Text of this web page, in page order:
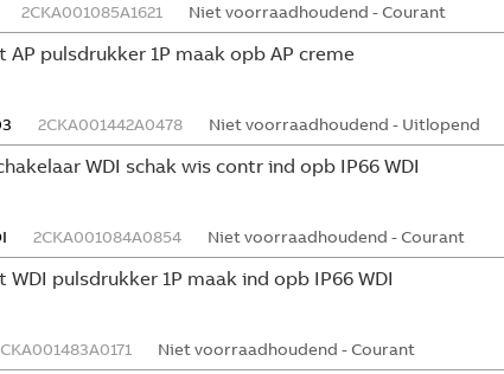
2CKA001085A1621 Niet voorraadhoudend - Courant
AP pulsdrukker 1P maak opb AP creme
2CKA001442A0478 Niet voorraadhoudend - Uitlopend
WDI schak wis contr ind opb IP66 WDI
2CKA001084A0854 Niet voorraadhoudend - Courant
WDI pulsdrukker 1P maak ind opb IP66 WDI
Niet voorraadhoudend - Courant